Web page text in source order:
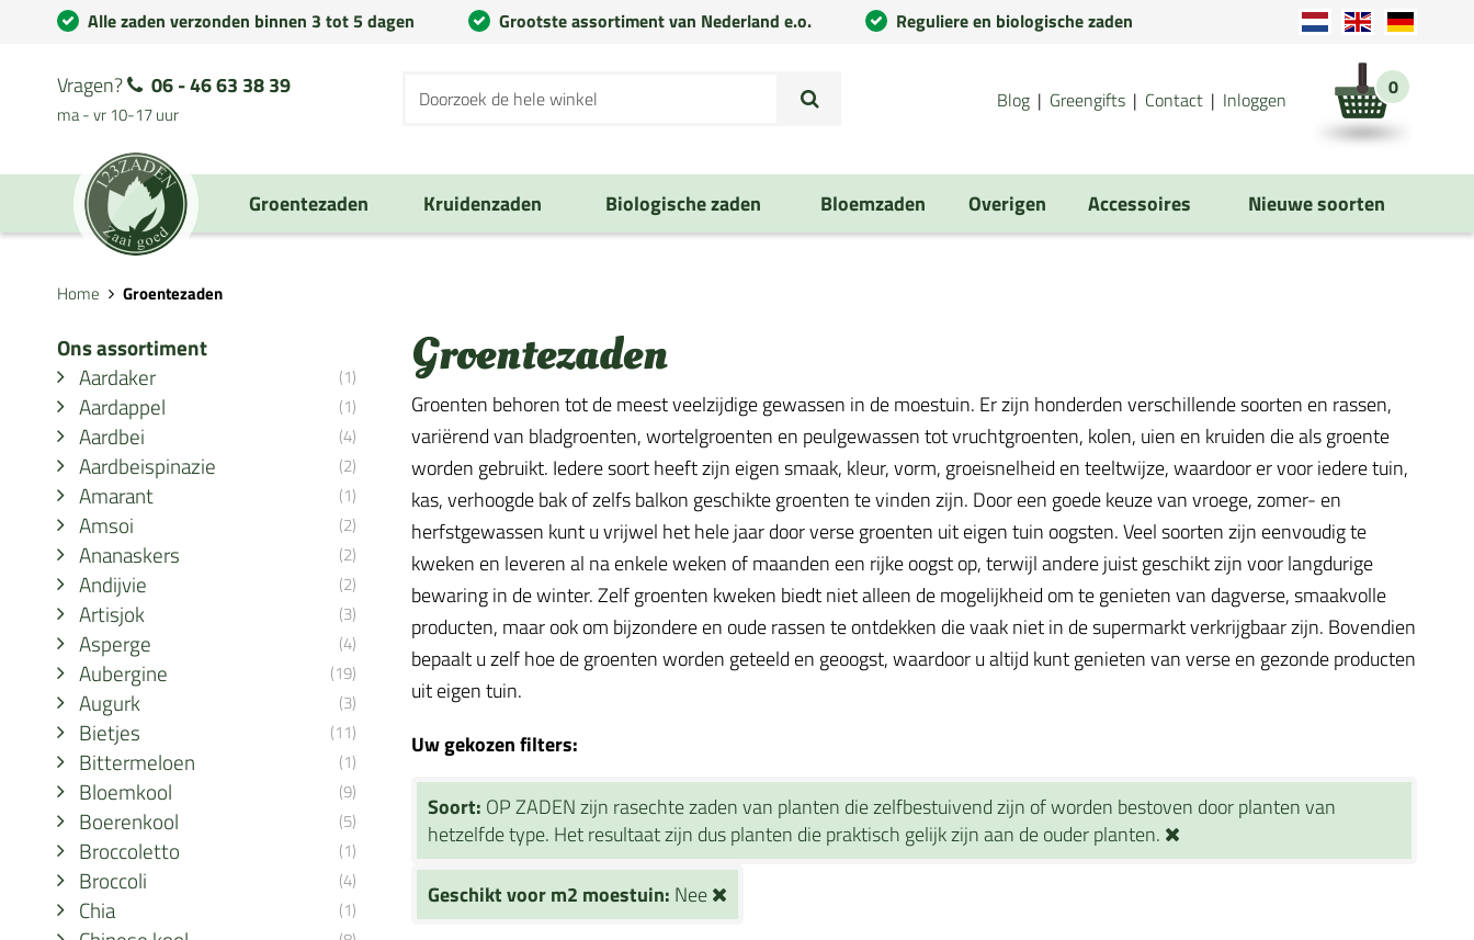
Alle zaden verzonden binnen 3 tot 5 dagen Grootste assortiment van Nederland e.o. Reguliere en biologische zaden
Vragen? 06 - 46 63 38 39
ma - vr 10-17 uur
Blog Greengifts Contact Inloggen 0
Groentezaden Kruidenzaden Biologische zaden Bloemzaden Overigen Accessoires Nieuwe soorten
Home Groentezaden
Ons assortiment
Aardaker
(1)
Aardappel (1)
Aardbei (4)
Aardbeispinazie (2)
Amarant (1)
Amsoi (2)
Ananaskers (2)
Andijvie (2)
Artisjok (3)
Asperge (4)
Aubergine (19)
Augurk (3)
Bietjes (11)
Bittermeloen (1)
Bloemkool (9)
Boerenkool (5)
Broccoletto (1)
Broccoli (4)
Chia (1)
Groentezaden
Groenten behoren tot de meest veelzijdige gewassen in de moestuin. Er zijn honderden verschillende soorten en rassen,
variërend van bladgroenten, wortelgroenten en peulgewassen tot vruchtgroenten, kolen, uien en kruiden die als groente
worden gebruikt. Iedere soort heeft zijn eigen smaak, kleur, vorm, groeisnelheid en teeltwijze, waardoor er voor iedere tuin,
kas, verhoogde bak of zelfs balkon geschikte groenten te vinden zijn. Door een goede keuze van vroege, zomer- en
herfstgewassen kunt u vrijwel het hele jaar door verse groenten uit eigen tuin oogsten. Veel soorten zijn eenvoudig te
kweken en leveren al na enkele weken of maanden een rijke oogst op, terwijl andere juist geschikt zijn voor langdurige
bewaring in de winter. Zelf groenten kweken biedt niet alleen de mogelijkheid om te genieten van dagverse, smaakvolle
producten, maar ook om bijzondere en oude rassen te ontdekken die vaak niet in de supermarkt verkrijgbaar zijn. Bovendien
bepaalt u zelf hoe de groenten worden geteeld en geoogst, waardoor u altijd kunt genieten van verse en gezonde producten
uit eigen tuin.
Uw gekozen filters:
Soort: OP ZADEN zijn rasechte zaden van planten die zelfbestuivend zijn of worden bestoven door planten van
hetzelfde type. Het resultaat zijn dus planten die praktisch gelijk zijn aan de ouder planten.
Geschikt voor m2 moestuin: Nee